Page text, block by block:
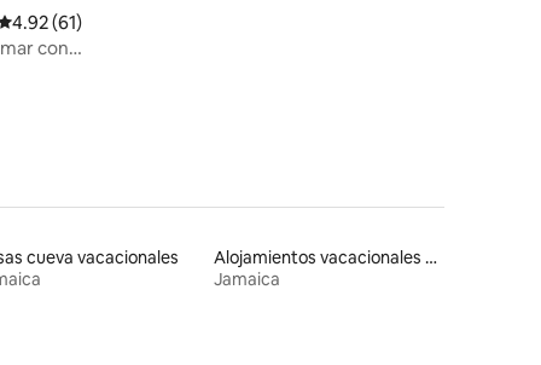
promedio: 4.92 de 5, 61 reseñas
4.92 (61)
con
cueva vacacionales
Alojamientos vacacionales con entrada y salida de pistas de esquí
Jamaica